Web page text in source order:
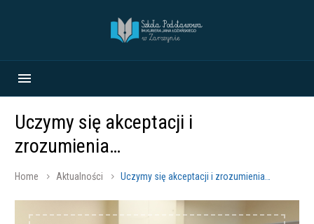
Uczymy się akceptacji i
zrozumienia…
Home Aktualności Uczymy się akceptacji i zrozumienia…